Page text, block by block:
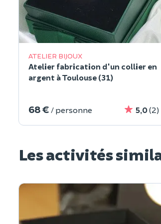
ATELIER BIJOUX
Atelier fabrication d'un collier en
argent à Toulouse (31)
68 € / personne 5,0(2)
Les activités